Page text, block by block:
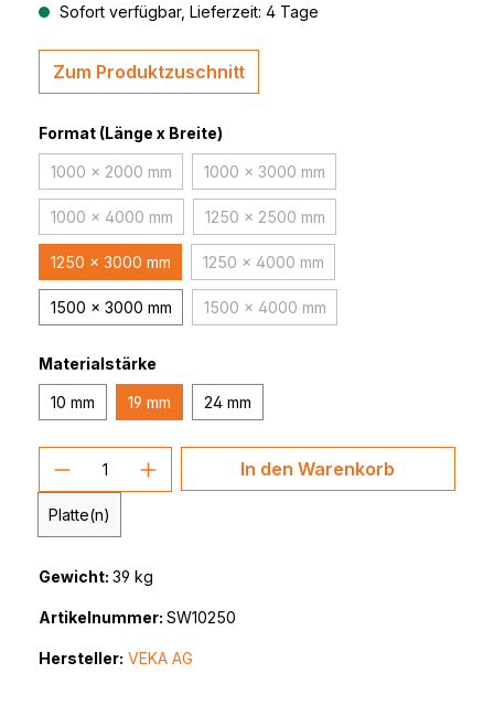
Sofort verfügbar, Lieferzeit: 4 Tage
Zum Produktzuschnitt
Format (Länge x Breite)
1000 x 2000 mm(Diese Option ist zurzeit nicht verfügbar.)
1000 x 3000 mm(Diese Option ist zurzeit nicht
1000 x 4000 mm(Diese Option ist zurzeit nicht verfügbar.)
1250 x 2500 mm(Diese Option ist zurzeit nicht
1250 x 3000 mm 1250 x 4000 mm(Diese Option ist zurzeit nicht
1500 x 3000 mm 1500 x 4000 mm(Diese Option ist zurzeit nicht
Materialstärke
10 mm 19 mm 24 mm
Produkt Anzahl: Gib den
Platte(n)
In den Warenkorb
Gewicht: 39 kg
Artikelnummer: SW10250
Hersteller: VEKA AG